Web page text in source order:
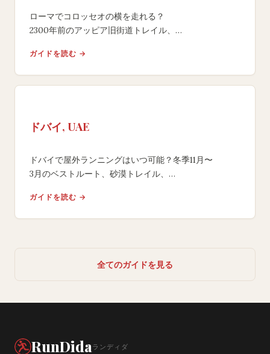
ローマでコロッセオの横を走れる？
2300年前のアッピア旧街道トレイル、
ガイドを読む →
ドバイ, UAE
ドバイで屋外ランニングはいつ可能？冬季11月〜
3月のベストルート、砂漠トレイル、
ガイドを読む →
全てのガイドを見る
RunDidaランディダ